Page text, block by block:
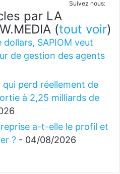
Suivez nous:
par LA
(tout voir)
SAPIOM veut
de gestion des agents
qui perd réellement de
à 2,25 milliards de
a-t-elle le profil et
? - 04/08/2026